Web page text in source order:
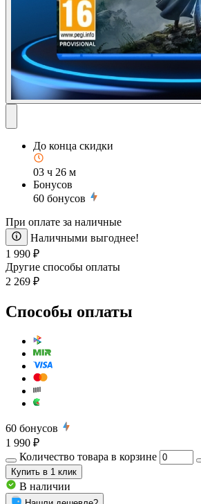
До конца скидки
03 ч 26 м
Бонусов
60 бонусов
При оплате за наличные
Наличными выгоднее!
1 990 ₽
Другие способы оплаты
2 269 ₽
Способы оплаты
60 бонусов
1 990 ₽
Количество товара в корзине
Купить в 1 клик
В наличии